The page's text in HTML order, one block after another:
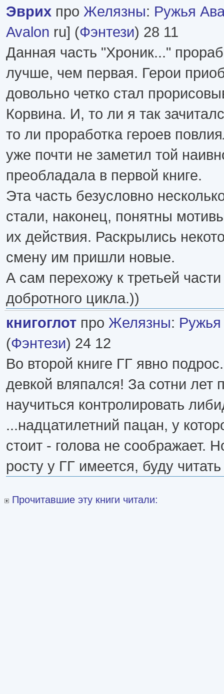
Эврих про Желязны: Ружья
Avalon ru] (Фэнтези) 28 11
Данная часть "Хроник..."
лучше, чем первая. Герои
довольно четко стал
Корвина. И, то ли я так
то ли проработка героев
уже почти не заметил той
преобладала в первой книге.
Эта часть безусловно
стали, наконец, понятны
их действия. Раскрылись
смену им пришли новые.
А сам перехожу к третьей
добротного цикла.))
книгоглот про Желязны:
(Фэнтези) 24 12
Во второй книге ГГ явно
девкой вляпался! За сотни лет
научиться контролировать
...надцатилетний пацан, у
стоит - голова не соображает.
росту у ГГ имеется, буду
Прочитавшие эту книги читали: